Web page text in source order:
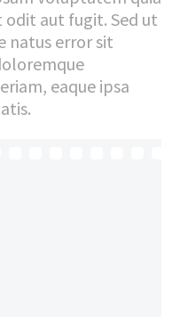
aut fugit. Sed ut
natus error sit
eaque ipsa